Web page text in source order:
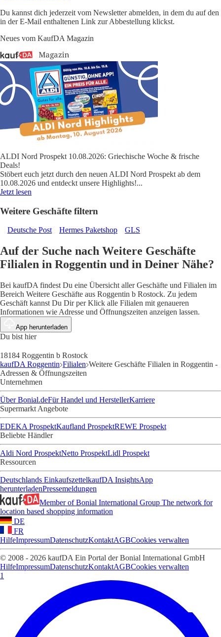
Du kannst dich jederzeit vom Newsletter abmelden, in dem du auf den
in der E-Mail enthaltenen Link zur Abbestellung klickst.
Neues vom KaufDA Magazin
ALDI Nord Prospekt 10.08.2026: Griechische Woche & frische
Deals!
Stöbert euch jetzt durch den neuen ALDI Nord Prospekt ab dem
10.08.2026 und entdeckt unsere Highlights!...
Jetzt lesen
Weitere Geschäfte filtern
Deutsche Post Hermes Paketshop GLS
Auf der Suche nach Weitere Geschäfte
Filialen in Roggentin und in Deiner Nähe?
Bei kaufDA findest Du eine Übersicht aller Geschäfte und Filialen im
Bereich Weitere Geschäfte aus Roggentin b Rostock. Zu jedem
Geschäft kannst Du Dir per Klick alle Filialen mit genaueren
Informationen wie Adresse und Öffnungszeiten anzeigen lassen.
App herunterladen
Du bist hier
18184 Roggentin b Rostock
kaufDA Roggentin Filialen Weitere Geschäfte Filialen in Roggentin -
Adressen & Öffnungszeiten
Unternehmen
Über Bonial.deFür Handel und HerstellerKarriere
Supermarkt Angebote
EDEKA ProspektKaufland ProspektREWE Prospekt
Beliebte Händler
Aldi Nord ProspektNetto ProspektLidl Prospekt
Ressourcen
Deutschlands EinkaufszettelkaufDA InsightsApp
herunterladenPressemeldungen
Member of Bonial International Group The network for
location based shopping information
DE
FR
HilfeImpressumDatenschutzKontaktAGBCookies verwalten
© 2008 - 2026 kaufDA Ein Portal der Bonial International GmbH
HilfeImpressumDatenschutzKontaktAGBCookies verwalten
1